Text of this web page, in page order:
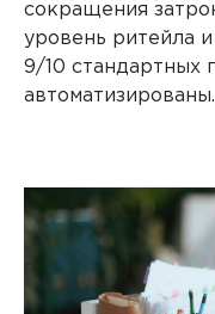
сокращения
уровень ритейла
9/10 стандартных
автоматизированы.